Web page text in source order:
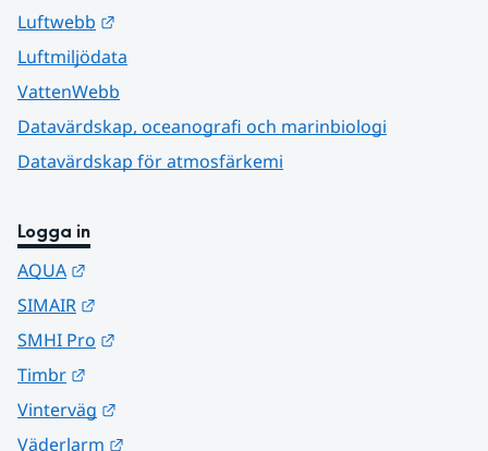
Luftwebb
Luftmiljödata
VattenWebb
Datavärdskap, oceanografi och marinbiologi
Datavärdskap för atmosfärkemi
Logga in
AQUA
SIMAIR
SMHI Pro
Timbr
Vinterväg
Väderlarm